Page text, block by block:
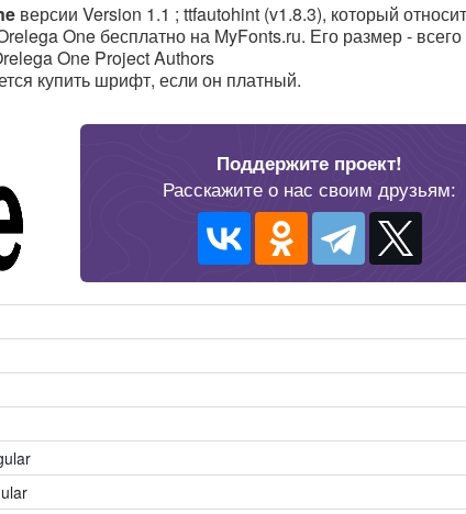
версии Version 1.1 ; ttfautohint (v1.8.3), который
One бесплатно на MyFonts.ru. Его размер - всего
One Project Authors
купить шрифт, если он платный.
Поддержите проект!
Расскажите о нас своим друзьям: